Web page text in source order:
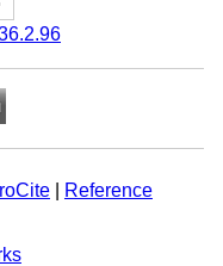
ProCite |Reference